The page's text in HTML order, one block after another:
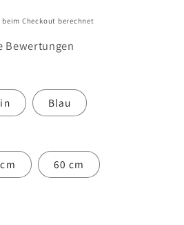
Checkout berechnet
Bewertungen
Blau
60 cm